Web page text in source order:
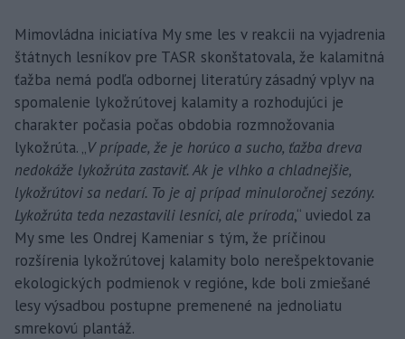
Mimovládna iniciatíva My sme les v reakcii na vyjadrenia
štátnych lesníkov pre TASR skonštatovala, že kalamitná
ťažba nemá podľa odbornej literatúry zásadný vplyv na
spomalenie lykožrútovej kalamity a rozhodujúci je
charakter počasia počas obdobia rozmnožovania
lykožrúta. „V prípade, že je horúco a sucho, ťažba dreva
nedokáže lykožrúta zastaviť. Ak je vlhko a chladnejšie,
lykožrútovi sa nedarí. To je aj prípad minuloročnej sezóny.
Lykožrúta teda nezastavili lesníci, ale príroda,“ uviedol za
My sme les Ondrej Kameniar s tým, že príčinou
rozšírenia lykožrútovej kalamity bolo nerešpektovanie
ekologických podmienok v regióne, kde boli zmiešané
lesy výsadbou postupne premenené na jednoliatu
smrekovú plantáž.